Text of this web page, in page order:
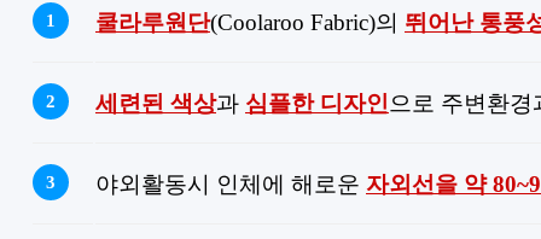
1 쿨라루원단(Coolaroo Fabric)의 뛰어난 통풍
2 세련된 색상과 심플한 디자인 으로 주변환경
3 야외활동시 인체에 해로운 자외선을 약